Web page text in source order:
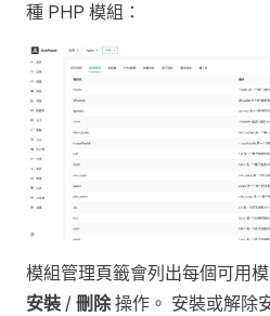
種 PHP 模組：
模組管理頁籤會列出每個可用
安裝 / 刪除操作。 安裝或解除